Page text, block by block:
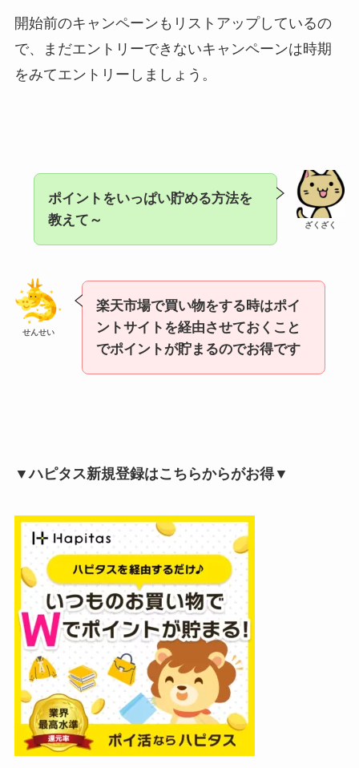
開始前のキャンペーンもリストアップしているの
で、まだエントリーできないキャンペーンは時期
をみてエントリーしましょう。
ざくざく
ポイントをいっぱい貯める方法を
教えて～
せんせい
楽天市場で買い物をする時はポイ
ントサイトを経由させておくこと
でポイントが貯まるのでお得です
▼ハピタス新規登録はこちらからがお得▼